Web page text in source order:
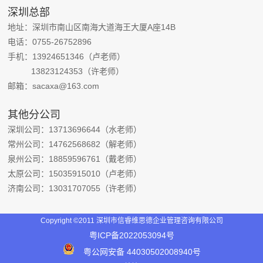
深圳总部
地址：深圳市南山区南海大道海王大厦A座14B
电话：0755-26752896
手机：13924651346（卢老师）
13823124353（许老师）
邮箱：sacaxa@163.com
其他分公司
深圳公司：13713696644（水老师）
常州公司：14762568682（解老师）
泉州公司：18859596761（戴老师）
太原公司：15035915010（卢老师）
济南公司：13031707055（许老师）
Copyright ©2011 深圳市信睿维思德企业管理咨询有限公司
粤ICP备‪2022053094‬号
粤公网安备 44030502008940号